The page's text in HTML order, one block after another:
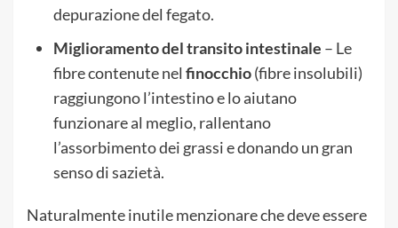
depurazione del fegato.
Miglioramento del transito intestinale – Le
fibre contenute nel finocchio(fibre insolubili)
raggiungono l’intestino e lo aiutano
funzionare al meglio, rallentano
l’assorbimento dei grassi e donando un gran
senso di sazietà.
Naturalmente inutile menzionare che deve essere